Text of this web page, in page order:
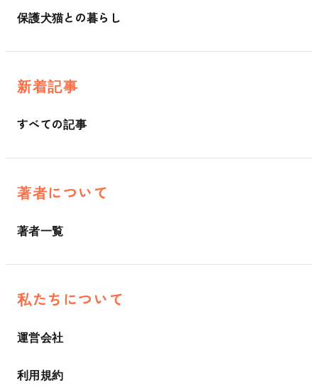
保護犬猫との暮らし
新着記事
すべての記事
著者について
著者一覧
私たちについて
運営会社
利用規約